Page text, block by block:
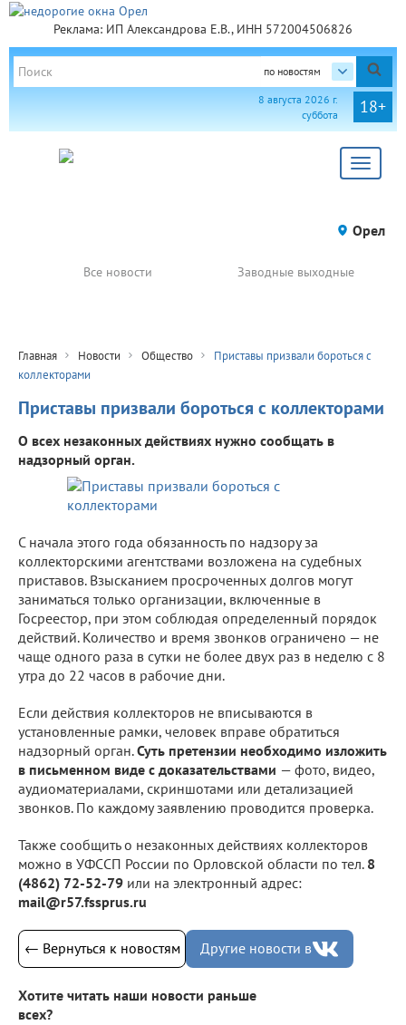
Реклама: ИП Александрова Е.В., ИНН 572004506826
по новостям
18+
8 августа 2026 г.
суббота
Toggle
Орел
Все новости Заводные выходные
Главная Новости Общество
Приставы призвали бороться с
коллекторами
Приставы призвали бороться с коллекторами
О всех незаконных действиях нужно сообщать в
надзорный орган.
С начала этого года обязанность по надзору за
коллекторскими агентствами возложена на судебных
приставов. Взысканием просроченных долгов могут
заниматься только организации, включенные в
Госреестор, при этом соблюдая определенный порядок
действий. Количество и время звонков ограничено — не
чаще одного раза в сутки не более двух раз в неделю с 8
утра до 22 часов в рабочие дни.
Если действия коллекторов не вписываются в
установленные рамки, человек вправе обратиться
надзорный орган.Суть претензии необходимо изложить
в письменном виде с доказательствами — фото, видео,
аудиоматериалами, скриншотами или детализацией
звонков. По каждому заявлению проводится проверка.
Также сообщить о незаконных действиях коллекторов
можно в УФССП России по Орловской области по тел. 8
(4862) 72-52-79 или на электронный адрес:
mail@r57.fssprus.ru
← Вернуться к новостям Другие новости в
Хотите читать наши новости раньше
всех?